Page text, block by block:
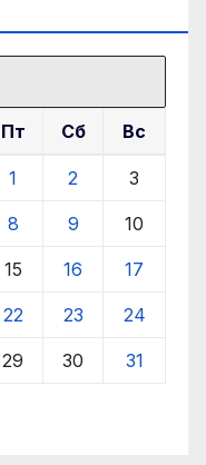
Пт Сб Вс
1 2 3
8 9 10
15 16 17
22 23 24
29 30 31